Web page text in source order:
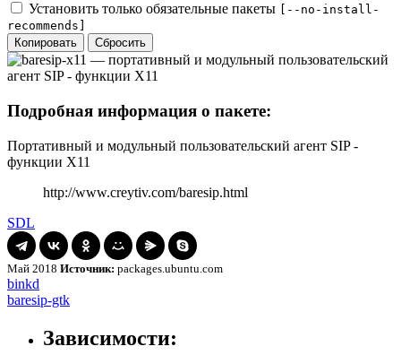
Установить только обязательные пакеты
[--no-install-
recommends]
Копировать
Сбросить
Подробная информация о пакете:
Портативный и модульный пользовательский агент SIP -
функции X11
http://www.creytiv.com/baresip.html
SDL
Май 2018 Источник: packages.ubuntu.com
Навигация
по
записям
binkd
binkd
baresip-
baresip-gtk
Зависимости: